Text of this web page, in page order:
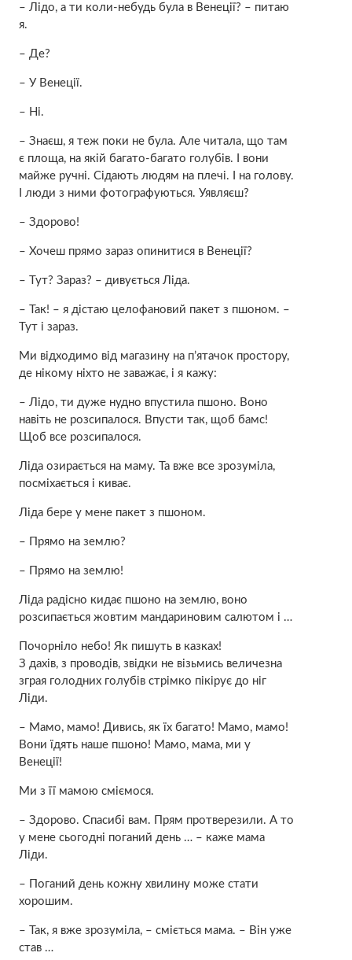
– Лідо, а ти коли-небудь була в Венеції? – питаю
я.
– Де?
– У Венеції.
– Ні.
– Знаєш, я теж поки не була. Але читала, що там
є площа, на якій багато-багато голубів. І вони
майже ручні. Сідають людям на плечі. І на голову.
І люди з ними фотографуються. Уявляєш?
– Здорово!
– Хочеш прямо зараз опинитися в Венеції?
– Тут? Зараз? – дивується Ліда.
– Так! – я дістаю целофановий пакет з пшоном. –
Тут і зараз.
Ми відходимо від магазину на п’ятачок простору,
де нікому ніхто не заважає, і я кажу:
– Лідо, ти дуже нудно впустила пшоно. Воно
навіть не розсипалося. Впусти так, щоб бамс!
Щоб все розсипалося.
Ліда озирається на маму. Та вже все зрозуміла,
посміхається і киває.
Ліда бере у мене пакет з пшоном.
– Прямо на землю?
– Прямо на землю!
Ліда радісно кидає пшоно на землю, воно
розсипається жовтим мандариновим салютом і …
Почорніло небо! Як пишуть в казках!
З дахів, з проводів, звідки не візьмись величезна
зграя голодних голубів стрімко пікірує до ніг
Ліди.
– Мамо, мамо! Дивись, як їх багато! Мамо, мамо!
Вони їдять наше пшоно! Мамо, мама, ми у
Венеції!
Ми з її мамою сміємося.
– Здорово. Спасибі вам. Прям протверезили. А то
у мене сьогодні поганий день … – каже мама
Ліди.
– Поганий день кожну хвилину може стати
хорошим.
– Так, я вже зрозуміла, – сміється мама. – Він уже
став …